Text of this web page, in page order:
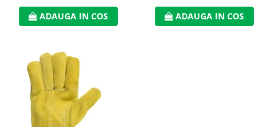
ADAUGA IN COS ADAUGA IN COS